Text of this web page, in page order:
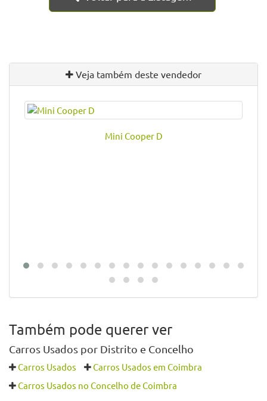
Veja também deste vendedor
Mini Cooper D
Também pode querer ver
Carros Usados por Distrito e Concelho
Carros Usados
Carros Usados em Coimbra
Carros Usados no Concelho de Coimbra